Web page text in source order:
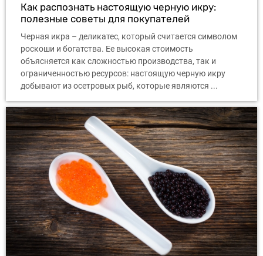
Как распознать настоящую черную икру:
полезные советы для покупателей
Черная икра – деликатес, который считается символом
роскоши и богатства. Ее высокая стоимость
объясняется как сложностью производства, так и
ограниченностью ресурсов: настоящую черную икру
добывают из осетровых рыб, которые являются ...